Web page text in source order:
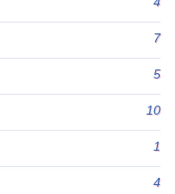
7
5
10
1
4